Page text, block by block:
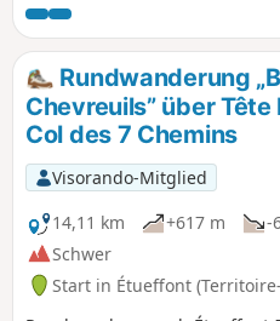
Hochwiesen. An der Kapelle
ein Stück unserer Geschichte.
Rundwanderung
Chevreuils” über
Col des 7 Chemins
Visorando-Mitglied
14,11 km
+617 m -
Schwer
Start in Étueffont